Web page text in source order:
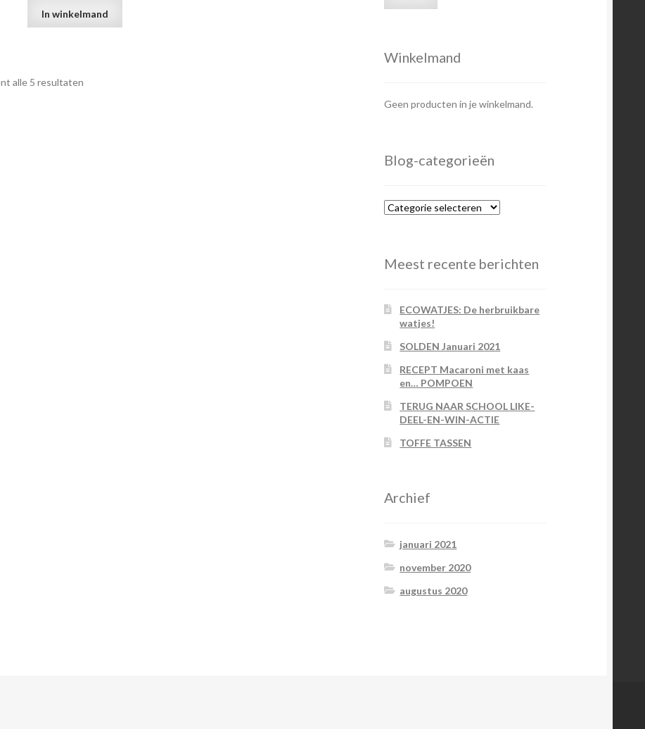
In winkelmand
alle 5 resultaten
Winkelmand
Geen producten in je winkelmand.
Blog-categorieën
Blog-
Meest recente berichten
ECOWATJES: De herbruikbare
watjes!
SOLDEN Januari 2021
RECEPT Macaroni met kaas
en… POMPOEN
TERUG NAAR SCHOOL LIKE-
DEEL-EN-WIN-ACTIE
TOFFE TASSEN
Archief
januari 2021
november 2020
augustus 2020